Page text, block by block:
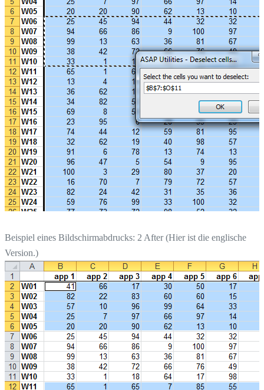
Beispiel eines Bildschirmabdrucks: 2 After (Hier ist die englische
Version.)